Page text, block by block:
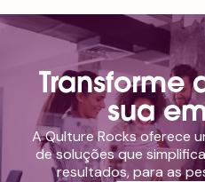
Transforme
sua
A Qulture Rocks oferece
de soluções que
resultados, para as